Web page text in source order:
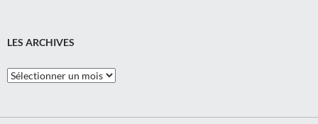
LES ARCHIVES
Les
Archives